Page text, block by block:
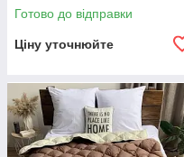
Готово до відправки
Ціну уточнюйте